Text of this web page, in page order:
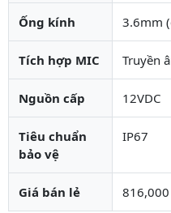
Ống kính 3.6mm
Tích hợp MIC Truyền
Nguồn cấp 12VDC
Tiêu chuẩn
bảo vệ
IP67
Giá bán lẻ